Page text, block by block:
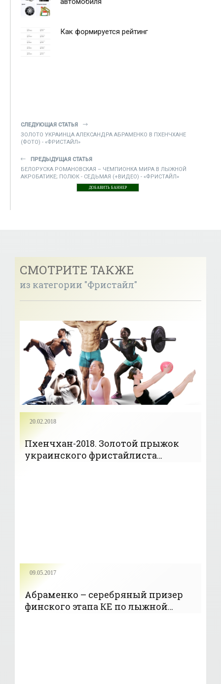
Как формируется рейтинг
СЛЕДУЮЩАЯ СТАТЬЯ
ЗОЛОТО УКРАИНЦА АЛЕКСАНДРА АБРАМЕНКО В ПХЕНЧХАНЕ
(ФОТО) - «ФРИСТАЙЛ»
ПРЕДЫДУЩАЯ СТАТЬЯ
БЕЛОРУСКА РОМАНОВСКАЯ – ЧЕМПИОНКА МИРА В ЛЫЖНОЙ
АКРОБАТИКЕ; ПОЛЮК - СЕДЬМАЯ (+ВИДЕО) - «ФРИСТАЙЛ»
ДОБАВИТЬ БАННЕР
СМОТРИТЕ ТАКЖЕ
из категории "Фристайл"
20.02.2018
Пхенчхан-2018. Золотой прыжок
украинского фристайлиста
09.05.2017
Абраменко – серебряный призер
финского этапа КЕ по лыжной